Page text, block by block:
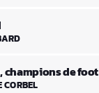
champions de foot